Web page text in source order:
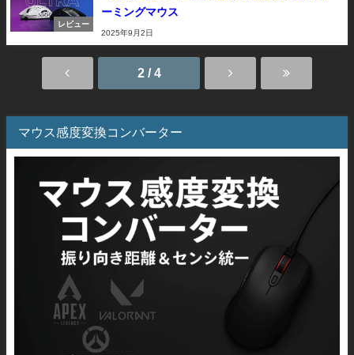
レビュー
ーミングマウス
2025年9月2日
2 / 4
マウス感度変換コンバーター